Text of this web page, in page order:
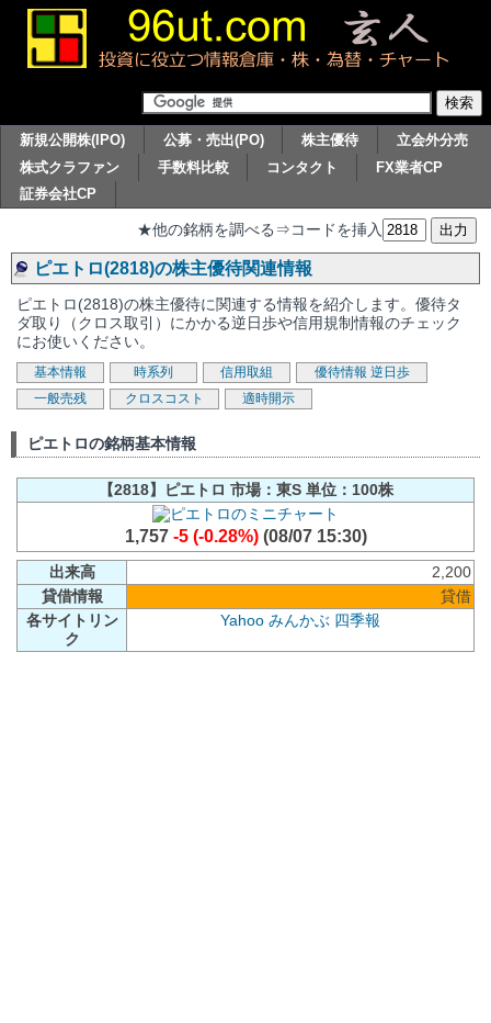
新規公開株(IPO) 公募・売出(PO) 株主優待
立会外分売
株式クラファン
手数料比較 コンタクト
FX業者CP
証券会社CP
★他の銘柄を調べる⇒コードを挿入
ピエトロ(2818)の株主優待関連情報
ピエトロ(2818)の株主優待に関連する情報を紹介します。優待タ
ダ取り（クロス取引）にかかる逆日歩や信用規制情報のチェック
にお使いください。
基本情報 時系列 信用取組 優待情報 逆日歩
一般売残
クロスコスト 適時開示
ピエトロの銘柄基本情報
【2818】ピエトロ 市場：東S 単位：100株
1,757 -5 (-0.28%)(08/07 15:30)
出来高
2,200
貸借情報
貸借
各サイトリン
ク
Yahoo みんかぶ 四季報